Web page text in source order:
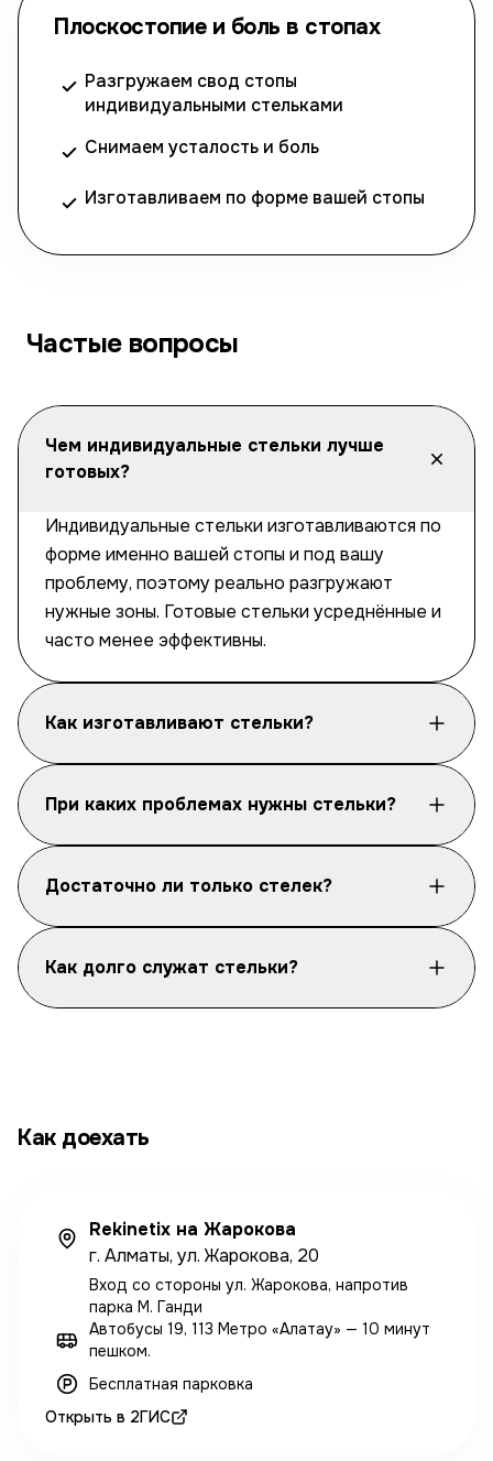
Плоскостопие и боль в стопах
Разгружаем свод стопы
индивидуальными стельками
Снимаем усталость и боль
Изготавливаем по форме вашей стопы
Частые вопросы
Чем индивидуальные стельки лучше
готовых?
Индивидуальные стельки изготавливаются по
форме именно вашей стопы и под вашу
проблему, поэтому реально разгружают
нужные зоны. Готовые стельки усреднённые и
часто менее эффективны.
Как изготавливают стельки?
При каких проблемах нужны стельки?
Достаточно ли только стелек?
Как долго служат стельки?
Как доехать
Rekinetix на Жарокова
г. Алматы, ул. Жарокова, 20
Вход со стороны ул. Жарокова, напротив
парка М. Ганди
Автобусы 19, 113 Метро «Алатау» — 10 минут
пешком.
Бесплатная парковка
Открыть в 2ГИС